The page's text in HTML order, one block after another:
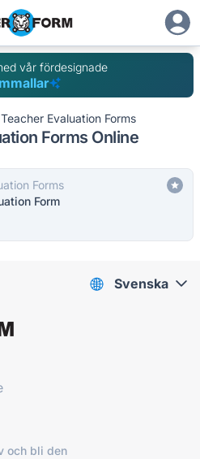
vår fördesignade
Teacher Evaluation Forms
Forms Online
Forms
Form
och bli den
Svenska